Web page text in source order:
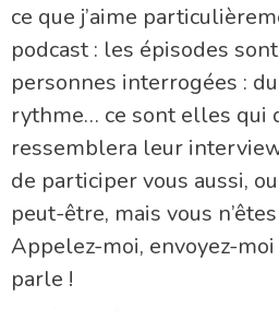
ce que j’aime
podcast : les épisodes
personnes interrogées :
rythme… ce sont elles qui
ressemblera leur
de participer vous aussi,
peut-être, mais vous
Appelez-moi, envoyez-
parle !